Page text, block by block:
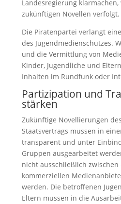
Landesregierung
zukünftigen Novellen verfolgt.
Die Piratenpartei verlangt
des Jugendmedienschutzes.
und die Vermittlung von
Kinder, Jugendliche und
Inhalten im Rundfunk oder
Partizipation und
stärken
Zukünftige Novellierungen
Staatsvertrags müssen in
transparent und unter
Gruppen ausgearbeitet
nicht ausschließlich
kommerziellen
werden. Die betroffenen
Eltern müssen in die